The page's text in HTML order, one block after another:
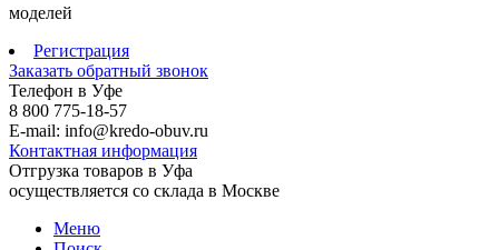
моделей
Регистрация
Заказать обратный звонок
Телефон в Уфе
8 800 775-18-57
E-mail: info@kredo-obuv.ru
Контактная информация
Отгрузка товаров в Уфа
осуществляется со склада в Москве
Меню